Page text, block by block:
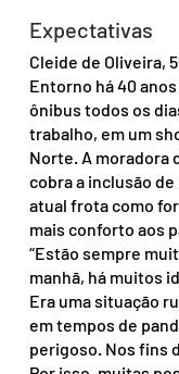
Expectativas
Cleide de Oliveira,
Entorno há 40
ônibus todos os
trabalho, em um
Norte. A moradora
cobra a inclusão
atual frota como
mais conforto aos
“Estão sempre
manhã, há muitos
Era uma situação
em tempos de
perigoso. Nos fins